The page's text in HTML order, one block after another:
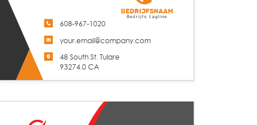
608-967-1020
your.email@company.com
48 South St. Tulare
93274.0 CA
Bedrijfsnaam
Bedrijfs tagline